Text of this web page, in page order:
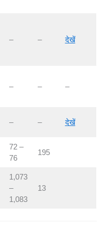
– – देखें
– – –
– – देखें
72 –
76
195
1,073
–
1,083
13